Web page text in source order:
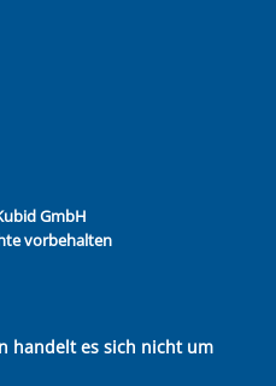
GmbH
vorbehalten
handelt es sich nicht um